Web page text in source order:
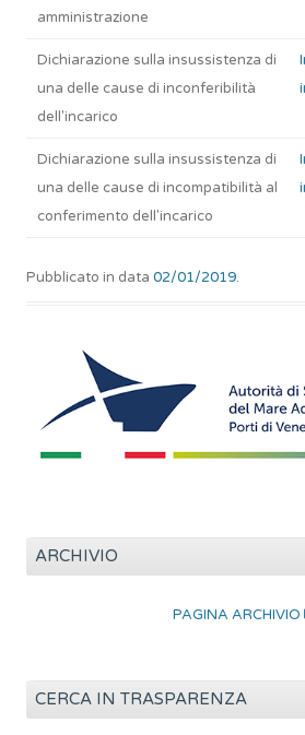
amministrazione
Dichiarazione sulla insussistenza di
una delle cause di inconferibilità
dell'incarico
Dichiarazione sulla insussistenza di
una delle cause di incompatibilità al
conferimento dell'incarico
Pubblicato in data 02/01/2019.
ARCHIVIO
PAGINA ARCHIVIO
CERCA IN TRASPARENZA